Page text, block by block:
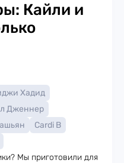
Кайли и
Хадид
Дженнер
Cardi B
Мы приготовили для